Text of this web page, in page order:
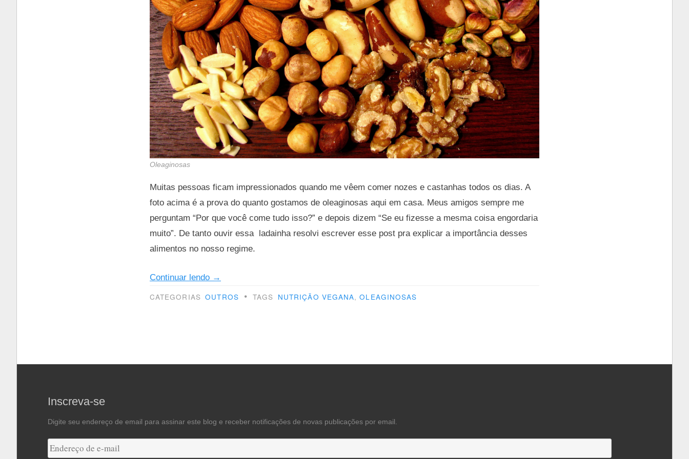
Oleaginosas
Muitas pessoas ficam impressionados quando me vêem comer nozes e castanhas todos os dias. A
foto acima é a prova do quanto gostamos de oleaginosas aqui em casa. Meus amigos sempre me
perguntam “Por que você come tudo isso?” e depois dizem “Se eu fizesse a mesma coisa engordaria
muito”. De tanto ouvir essa ladainha resolvi escrever esse post pra explicar a importância desses
alimentos no nosso regime.
Continuar lendo “Um
punhado
→
CATEGORIAS OUTROS • TAGS NUTRIÇÃO VEGANA,OLEAGINOSAS
Inscreva-se
Digite seu endereço de email para assinar este blog e receber notificações de novas publicações por email.
Endereço
de